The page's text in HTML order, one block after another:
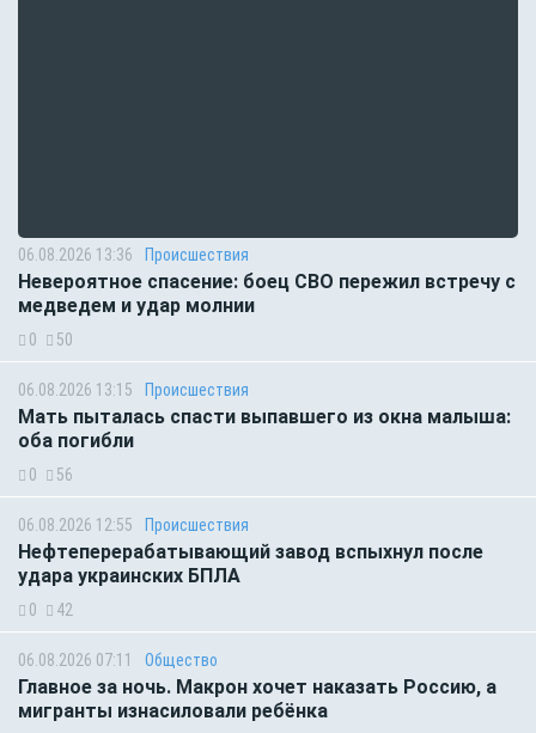
06.08.2026 13:36 Происшествия
Невероятное спасение: боец СВО пережил встречу с
медведем и удар молнии
0 50
06.08.2026 13:15 Происшествия
Мать пыталась спасти выпавшего из окна малыша:
оба погибли
0 56
06.08.2026 12:55 Происшествия
Нефтеперерабатывающий завод вспыхнул после
удара украинских БПЛА
0 42
06.08.2026 07:11 Общество
Главное за ночь. Макрон хочет наказать Россию, а
мигранты изнасиловали ребёнка